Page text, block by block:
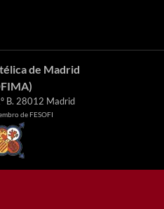
de Madrid
B. 28012 Madrid
de FESOFI